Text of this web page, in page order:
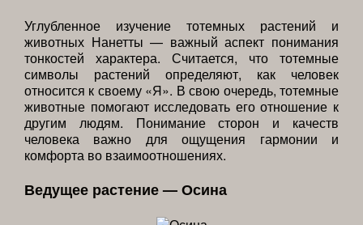
Углубленное изучение тотемных растений и
животных Нанетты — важный аспект понимания
тонкостей характера. Считается, что тотемные
символы растений определяют, как человек
относится к своему «Я». В свою очередь, тотемные
животные помогают исследовать его отношение к
другим людям. Понимание сторон и качеств
человека важно для ощущения гармонии и
комфорта во взаимоотношениях.
Ведущее растение — Осина